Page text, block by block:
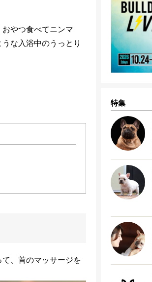
やつ食べてニンマ
な入浴中のうっとり
、首のマッサージを
特集